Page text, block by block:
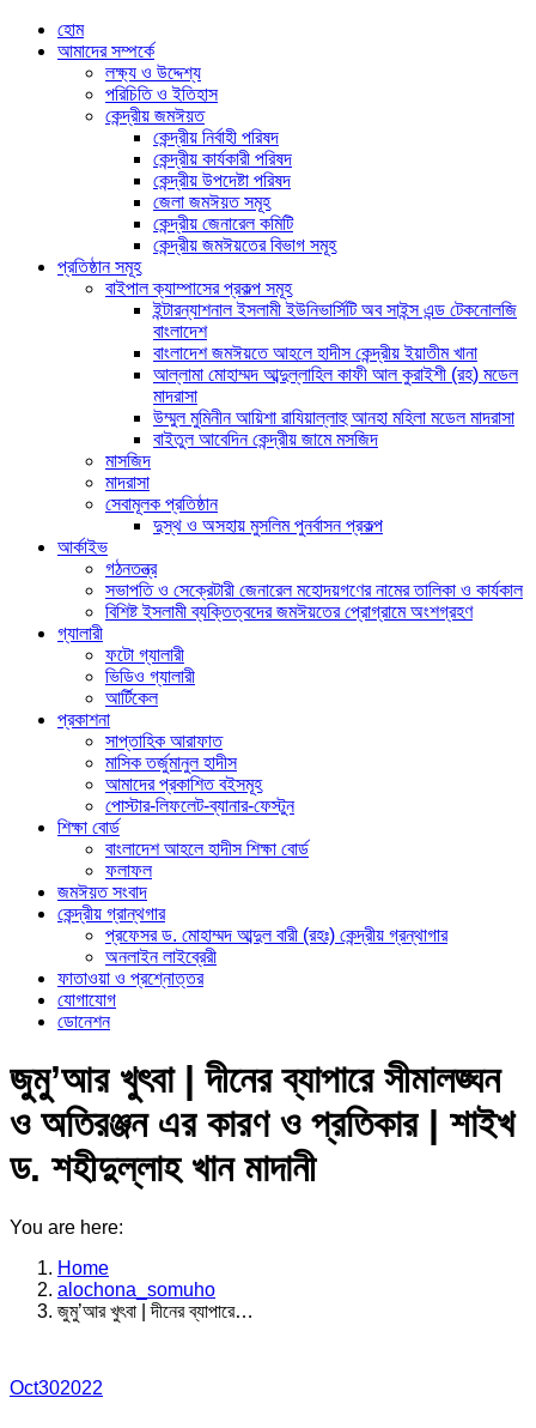
হোম
আমাদের সম্পর্কে
লক্ষ্য ও উদ্দেশ্য
পরিচিতি ও ইতিহাস
কেন্দ্রীয় জমঈয়ত
কেন্দ্রীয় নির্বাহী পরিষদ
কেন্দ্রীয় কার্যকারী পরিষদ
কেন্দ্রীয় উপদেষ্টা পরিষদ
জেলা জমঈয়ত সমূহ
কেন্দ্রীয় জেনারেল কমিটি
কেন্দ্রীয় জমঈয়তের বিভাগ সমূহ
প্রতিষ্ঠান সমূহ
বাইপাল ক্যাম্পাসের প্রকল্প সমূহ
ইন্টারন্যাশনাল ইসলামী ইউনিভার্সিটি অব সাইন্স এন্ড টেকনোলজি
বাংলাদেশ
বাংলাদেশ জমঈয়তে আহলে হাদীস কেন্দ্রীয় ইয়াতীম খানা
আল্লামা মোহাম্মদ আব্দুল্লাহিল কাফী আল কুরাইশী (রহ) মডেল
মাদরাসা
উম্মুল মুমিনীন আয়িশা রাযিয়াল্লাহু আনহা মহিলা মডেল মাদরাসা
বাইতুল আবেদিন কেন্দ্রীয় জামে মসজিদ
মাসজিদ
মাদরাসা
সেবামূলক প্রতিষ্ঠান
দুস্থ ও অসহায় মুসলিম পুনর্বাসন প্রকল্প
আর্কাইভ
গঠনতন্ত্র
সভাপতি ও সেক্রেটারী জেনারেল মহোদয়গণের নামের তালিকা ও কার্যকাল
বিশিষ্ট ইসলামী ব্যক্তিত্বদের জমঈয়তের প্রোগ্রামে অংশগ্রহণ
গ্যালারী
ফটো গ্যালারী
ভিডিও গ্যালারী
আর্টিকেল
প্রকাশনা
সাপ্তাহিক আরাফাত
মাসিক তর্জুমানুল হাদীস
আমাদের প্রকাশিত বইসমূহ
পোস্টার-লিফলেট-ব্যানার-ফেস্টুন
শিক্ষা বোর্ড
বাংলাদেশ আহলে হাদীস শিক্ষা বোর্ড
ফলাফল
জমঈয়ত সংবাদ
কেন্দ্রীয় গ্রান্থগার
প্রফেসর ড. মোহাম্মদ আব্দুল বারী (রহঃ) কেন্দ্রীয় গ্রন্থাগার
অনলাইন লাইব্রেরী
ফাতাওয়া ও প্রশ্নোত্তর
যোগাযোগ
ডোনেশন
জুমু’আর খুৎবা | দীনের ব্যাপারে সীমালঙ্ঘন
ও অতিরঞ্জন এর কারণ ও প্রতিকার | শাইখ
ড. শহীদুল্লাহ খান মাদানী
You are here:
Home
alochona_somuho
জুমু’আর খুৎবা | দীনের ব্যাপারে…
Oct302022